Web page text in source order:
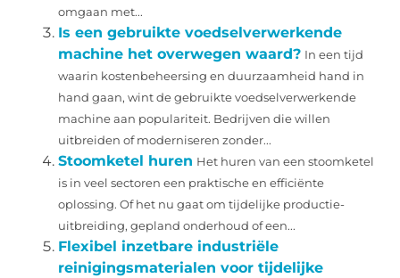
omgaan met...
Is een gebruikte voedselverwerkende
machine het overwegen waard? In een tijd
waarin kostenbeheersing en duurzaamheid hand in
hand gaan, wint de gebruikte voedselverwerkende
machine aan populariteit. Bedrijven die willen
uitbreiden of moderniseren zonder...
Stoomketel huren Het huren van een stoomketel
is in veel sectoren een praktische en efficiënte
oplossing. Of het nu gaat om tijdelijke productie-
uitbreiding, gepland onderhoud of een...
Flexibel inzetbare industriële
reinigingsmaterialen voor tijdelijke